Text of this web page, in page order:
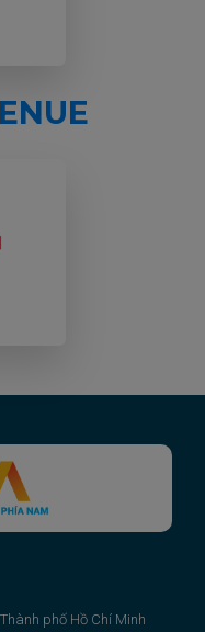
phố Hồ Chí Minh